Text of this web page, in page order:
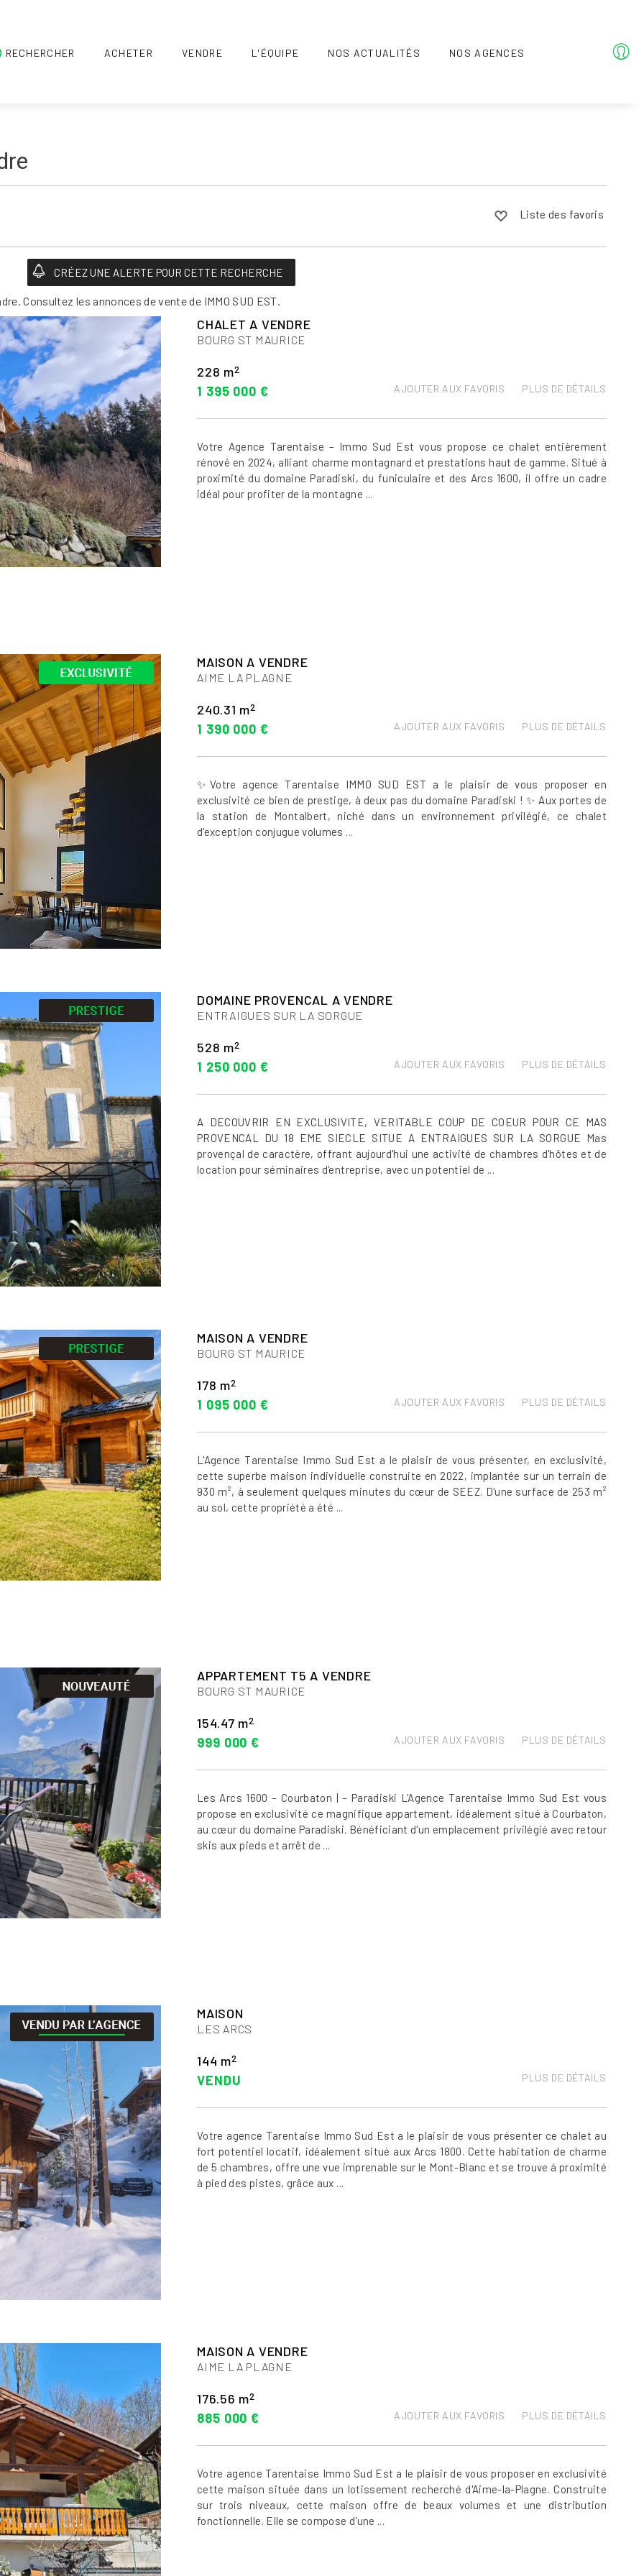
RECHERCHER ACHETER VENDRE L'ÉQUIPE NOS ACTUALITÉS NOS AGENCES
Liste des favoris
Consultez les annonces de vente de IMMO SUD EST.
CHALET A VENDRE
BOURG ST MAURICE
228 m2
1 395 000 €
Votre Agence Tarentaise – Immo Sud Est vous propose ce chalet entièrement
rénové en 2024, alliant charme montagnard et prestations haut de gamme. Situé à
proximité du domaine Paradiski, du funiculaire et des Arcs 1600, il offre un cadre
idéal pour profiter de la montagne ...
AJOUTER AUX FAVORIS PLUS DE DÉTAILS
MAISON A VENDRE
AIME LA PLAGNE
240.31 m2
1 390 000 €
✨Votre agence Tarentaise IMMO SUD EST a le plaisir de vous proposer en
exclusivité ce bien de prestige, à deux pas du domaine Paradiski ! ✨ Aux portes de
la station de Montalbert, niché dans un environnement privilégié, ce chalet
d'exception conjugue volumes ...
AJOUTER AUX FAVORIS PLUS DE DÉTAILS
DOMAINE PROVENCAL A VENDRE
ENTRAIGUES SUR LA SORGUE
528 m2
1 250 000 €
A DECOUVRIR EN EXCLUSIVITE, VERITABLE COUP DE COEUR POUR CE MAS
PROVENCAL DU 18 EME SIECLE SITUE A ENTRAIGUES SUR LA SORGUE Mas
provençal de caractère, offrant aujourd'hui une activité de chambres d'hôtes et de
location pour séminaires d'entreprise, avec un potentiel de ...
AJOUTER AUX FAVORIS PLUS DE DÉTAILS
MAISON A VENDRE
BOURG ST MAURICE
178 m2
1 095 000 €
L'Agence Tarentaise Immo Sud Est a le plaisir de vous présenter, en exclusivité,
cette superbe maison individuelle construite en 2022, implantée sur un terrain de
930 m², à seulement quelques minutes du cœur de SEEZ. D'une surface de 253 m²
au sol, cette propriété a été ...
AJOUTER AUX FAVORIS PLUS DE DÉTAILS
APPARTEMENT T5 A VENDRE
BOURG ST MAURICE
154.47 m2
999 000 €
Les Arcs 1600 – Courbaton | – Paradiski L'Agence Tarentaise Immo Sud Est vous
propose en exclusivité ce magnifique appartement, idéalement situé à Courbaton,
au cœur du domaine Paradiski. Bénéficiant d'un emplacement privilégié avec retour
skis aux pieds et arrêt de ...
AJOUTER AUX FAVORIS PLUS DE DÉTAILS
MAISON
LES ARCS
144 m2
VENDU
Votre agence Tarentaise Immo Sud Est a le plaisir de vous présenter ce chalet au
fort potentiel locatif, idéalement situé aux Arcs 1800. Cette habitation de charme
de 5 chambres, offre une vue imprenable sur le Mont-Blanc et se trouve à proximité
à pied des pistes, grâce aux ...
PLUS DE DÉTAILS
MAISON A VENDRE
AIME LA PLAGNE
176.56 m2
885 000 €
Votre agence Tarentaise Immo Sud Est a le plaisir de vous proposer en exclusivité
cette maison située dans un lotissement recherché d'Aime-la-Plagne. Construite
sur trois niveaux, cette maison offre de beaux volumes et une distribution
fonctionnelle. Elle se compose d'une ...
AJOUTER AUX FAVORIS PLUS DE DÉTAILS